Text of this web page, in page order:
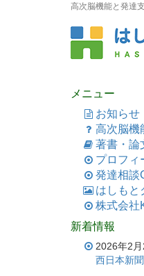
高次脳機能と発達
メニュー
お知らせ
高次脳機
著書・論
プロフィ
発達相談
はしもと
株式会社
新着情報
2026年2月
西日本新聞